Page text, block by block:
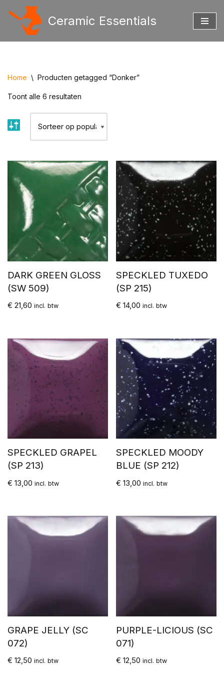
Ceramic Essentials
Home \ Producten getagged “Donker”
Toont alle 6 resultaten
DARK GREEN GLOSS
(SW 509)
€ 21,60 incl. btw
SPECKLED TUXEDO
(SP 215)
€ 14,00 incl. btw
SPECKLED GRAPEL
(SP 213)
€ 13,00 incl. btw
SPECKLED MOODY
BLUE (SP 212)
€ 13,00 incl. btw
GRAPE JELLY (SC
072)
€ 12,50 incl. btw
PURPLE-LICIOUS (SC
071)
€ 12,50 incl. btw